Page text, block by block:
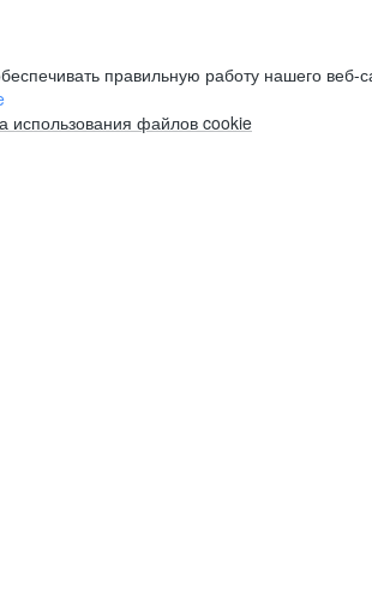
правильную работу нашего веб-
использования файлов cookie